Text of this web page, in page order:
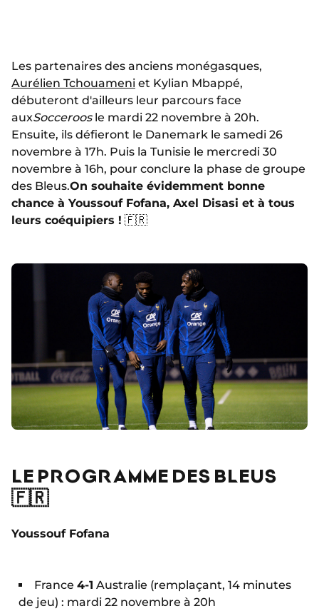
Les partenaires des anciens monégasques,
Aurélien Tchouameni et Kylian Mbappé,
débuteront d'ailleurs leur parcours face
auxSocceroos le mardi 22 novembre à 20h.
Ensuite, ils défieront le Danemark le samedi 26
novembre à 17h. Puis la Tunisie le mercredi 30
novembre à 16h, pour conclure la phase de groupe
des Bleus.On souhaite évidemment bonne
chance à Youssouf Fofana, Axel Disasi et à tous
leurs coéquipiers ! 🇫🇷
LE PROGRAMME DES BLEUS
🇫🇷
Youssouf Fofana
France 4-1 Australie (remplaçant, 14 minutes
de jeu) : mardi 22 novembre à 20h